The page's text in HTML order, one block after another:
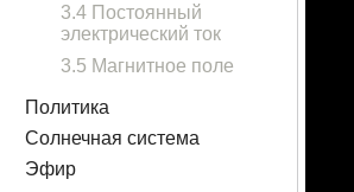
3.4 Постоянный
электрический ток
3.5 Магнитное поле
Политика
Солнечная система
Эфир